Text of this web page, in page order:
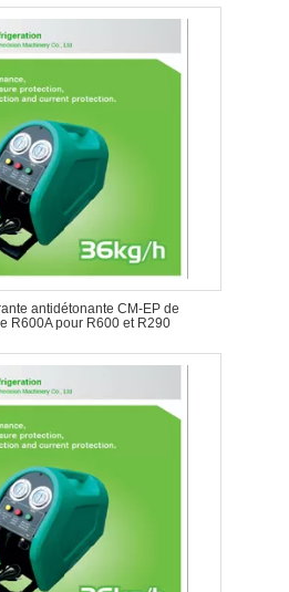
antidétonante CM-EP de
R600A pour R600 et R290